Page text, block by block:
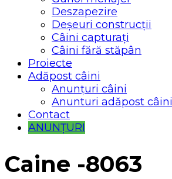
Deszapezire
Deșeuri construcții
Câini capturați
Câini fără stăpân
Proiecte
Adăpost câini
Anunțuri câini
Anunturi adăpost câini
Contact
ANUNȚURI
Caine -8063